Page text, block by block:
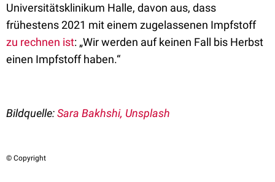
Universitätsklinikum Halle, davon aus, dass
frühestens 2021 mit einem zugelassenen Impfstoff
zu rechnen ist: „Wir werden auf keinen Fall bis Herbst
einen Impfstoff haben.“
Bildquelle:Sara Bakhshi, Unsplash
© Copyright